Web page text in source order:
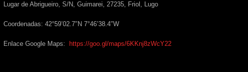
Lugar de Abrigueiro, S/N, Guimarei, 27235, Friol, Lugo
Coordenadas: 42°59’02.7″N 7°46’38.4″W
Enlace Google Maps: https://goo.gl/maps/6KKnj8zWcY22